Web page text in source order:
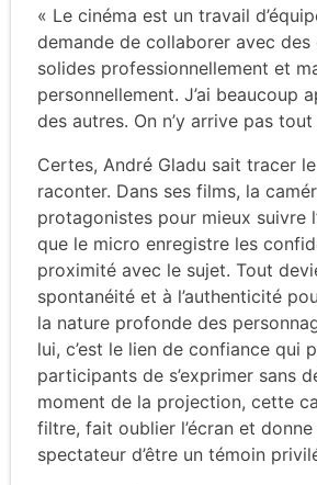
« Le cinéma est un travail
demande de collaborer avec des
solides professionnellement et
personnellement. J’ai beaucoup
des autres. On n’y arrive pas tout
Certes, André Gladu sait tracer
raconter. Dans ses films, la
protagonistes pour mieux suivre
que le micro enregistre les
proximité avec le sujet. Tout
spontanéité et à l’authenticité
la nature profonde des
lui, c’est le lien de confiance qui
participants de s’exprimer sans
moment de la projection, cette
filtre, fait oublier l’écran et donne
spectateur d’être un témoin